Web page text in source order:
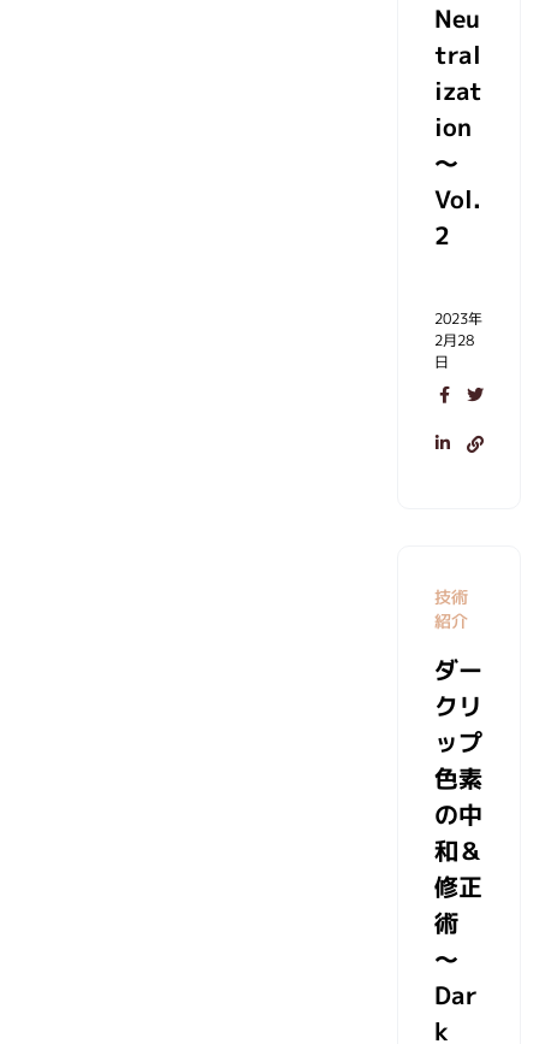
Neu
tral
izat
ion
～
Vol.
2
2023年
2月28
日
技術
紹介
ダー
クリ
ップ
色素
の中
和＆
修正
術
～
Dar
k